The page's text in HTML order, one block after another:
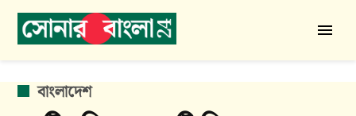
Skip
বাংলা
24
POSTED
IN
বাংলাদেশ